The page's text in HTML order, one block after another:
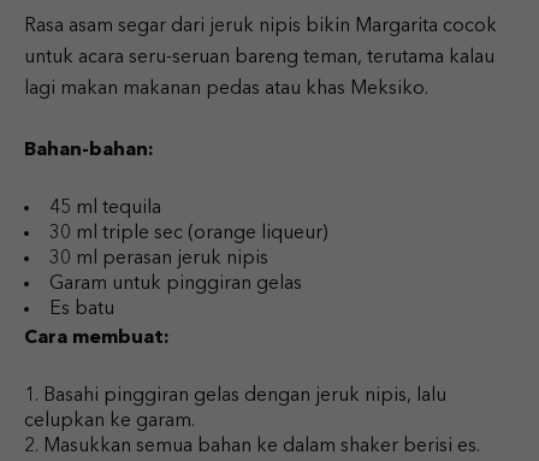
Rasa asam segar dari jeruk nipis bikin Margarita cocok
untuk acara seru-seruan bareng teman, terutama kalau
lagi makan makanan pedas atau khas Meksiko.
Bahan-bahan:
45 ml tequila
30 ml triple sec (orange liqueur)
30 ml perasan jeruk nipis
Garam untuk pinggiran gelas
Es batu
Cara membuat:
Basahi pinggiran gelas dengan jeruk nipis, lalu
celupkan ke garam.
Masukkan semua bahan ke dalam shaker berisi es.